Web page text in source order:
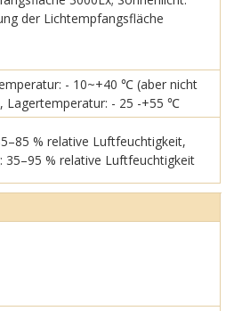
der Lichtempfangsfläche
- 10~+40 ℃ (aber nicht
Lagertemperatur: - 25 -+55 ℃
% relative Luftfeuchtigkeit,
35–95 % relative Luftfeuchtigkeit